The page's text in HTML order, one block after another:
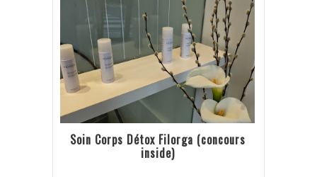
Soin Corps Détox Filorga (concours
inside)